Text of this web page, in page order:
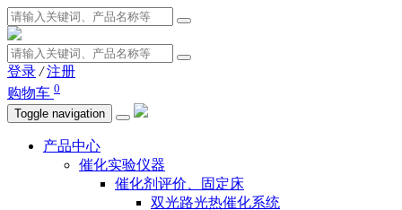
登录 / 注册
购物车 0
Toggle navigation
产品中心
催化实验仪器
催化剂评价、固定床
双光路光热催化系统